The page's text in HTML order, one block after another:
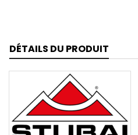
DÉTAILS DU PRODUIT